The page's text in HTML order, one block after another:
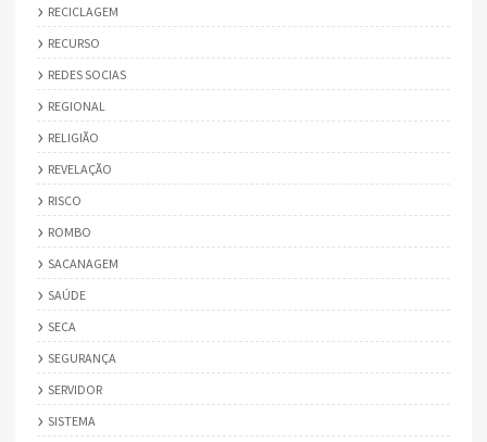
RECICLAGEM
RECURSO
REDES SOCIAS
REGIONAL
RELIGIÃO
REVELAÇÃO
RISCO
ROMBO
SACANAGEM
SAÚDE
SECA
SEGURANÇA
SERVIDOR
SISTEMA